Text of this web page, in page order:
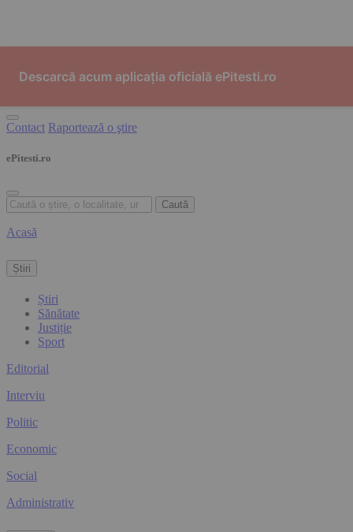
Contact Raportează o ştire
ePitesti.ro
Caută
Acasă
Știri
Știri
Sănătate
Justiție
Sport
Editorial
Interviu
Politic
Economic
Social
Administrativ
Descarcă acum aplicația oficială ePitesti.ro